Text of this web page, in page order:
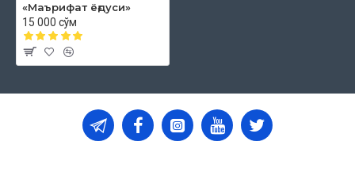
«Маърифат ёғдуси»
15 000 сўм